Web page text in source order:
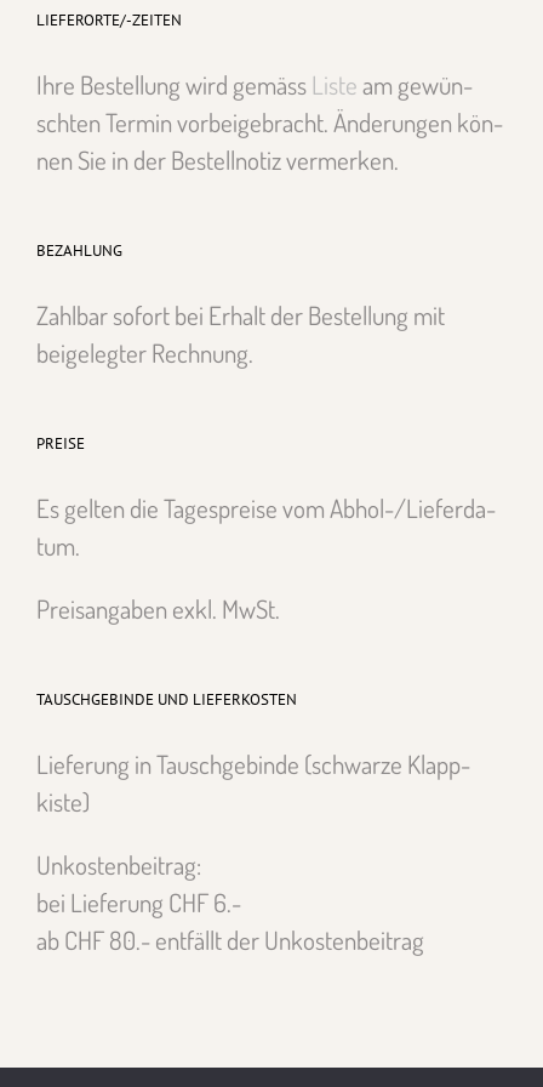
LIEFERORTE/-ZEITEN
Ihre Bestel­lung wird gemäss Listeam gewün­
scht­en Ter­min vor­beige­bracht. Änderun­gen kön­
nen Sie in der Bestell­no­tiz ver­merken.
BEZAHLUNG
Zahlbar sofort bei Erhalt der Bestel­lung mit
beigelegter Rech­nung.
PREISE
Es gel­ten die Tage­spreise vom Abhol-/Liefer­da­
tum.
Preisangaben exkl. MwSt.
TAUSCHGEBINDE UND LIEFERKOSTEN
Liefer­ung in Tauschge­binde (schwarze Klapp­
kiste)
Unkosten­beitrag:
bei Liefer­ung CHF 6.-
ab CHF 80.- ent­fällt der Unkosten­beitrag